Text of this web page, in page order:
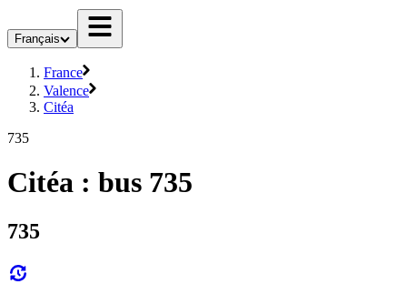
Français
France
Valence
Citéa
735
Citéa : bus 735
735